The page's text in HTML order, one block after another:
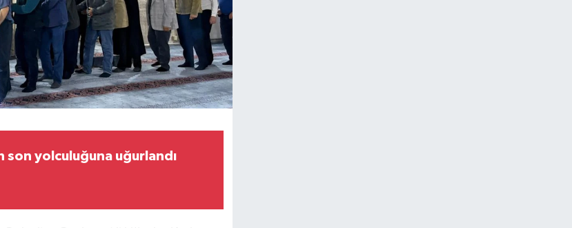
son yolculuğuna uğurlandı